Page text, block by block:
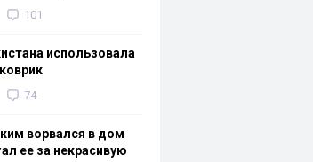
101
использовала
74
ворвался в дом
ее за некрасивую